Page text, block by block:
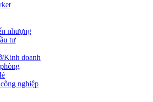
nhượng
tư
Kinh doanh
nghiệp